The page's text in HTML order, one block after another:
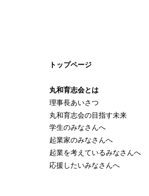
トップページ
丸和育志会とは
理事長あいさつ
丸和育志会の目指す未来
学生のみなさんへ
起業家のみなさんへ
起業を考えているみなさんへ
応援したいみなさんへ